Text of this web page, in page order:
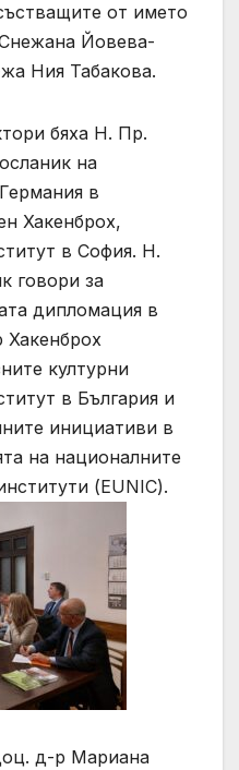
от името
Йовева-
Ния Табакова.
бяха Н. Пр.
на
в
Хакенброх,
в София. Н.
говори за
дипломация в
Хакенброх
културни
в България и
инициативи в
на националните
(EUNIC).
д-р Мариана